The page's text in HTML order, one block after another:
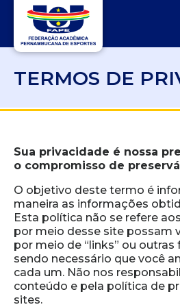
TERMOS DE
Sua privacidade é nossa
o compromisso de
O objetivo deste termo é
maneira as informações
Esta política não se refere
por meio desse site possam
por meio de “links” ou outras
sendo necessário que você
cada um. Não nos
conteúdo e pela política de
sites.